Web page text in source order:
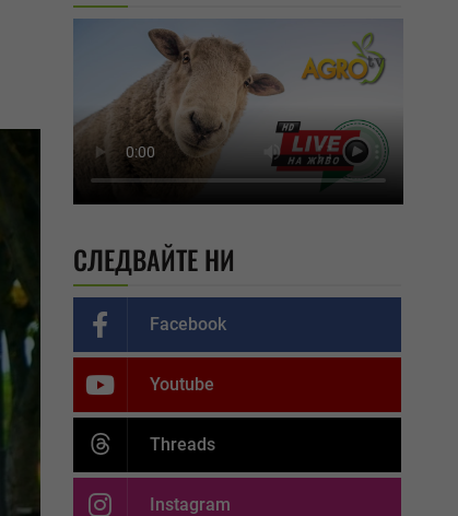
СЛЕДВАЙТЕ НИ
Facebook
Youtube
Threads
Instagram